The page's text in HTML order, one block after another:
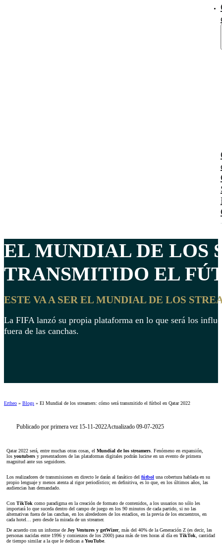
EL MUNDIAL DE LOS
TRANSMITIDO EL
ESTE VA A SER EL MUNDIAL DE LOS
La FIFA lanzó su propia plataforma en lo que será los
fuera de las canchas.
Ertheo » Blogs » El Mundial de los streamers: cómo será transmitido el fútbol en Qatar 2022
Publicado por primera vez 15-11-2022Actualizado 09-07-2025
Qatar 2022 será, entre muchas otras cosas, el Mundial de los streamers . Fenómeno en expansión,
los youtubers y presentadores de las plataformas digitales podrán lucirse en un evento de primera
magnitud ante sus seguidores.
Los realizadores de transmisiones en directo le darán al fanático del fútbol una cobertura hablada en su
propio lenguaje y menos atenta al rigor periodístico; en definitiva, es lo que, en los últimos años, las
audiencias han demandado.
Con TikTok como paradigma en la creación de formato de contenidos, a los usuarios no sólo les
importará lo que suceda dentro del campo de juego en los 90 minutos de cada partido, si no las
alternativas fuera de las canchas, en los alrededores de los estadios, en la previa de los encuentros, en
cada hotel… pero desde la mirada de un streamer.
De acuerdo con un informe de Joy Ventures y getWizer, más del 40% de la Generación Z (es decir, las
personas nacidas entre 1996 y comienzos de los 2000) pasa más de tres horas al día en TikTok , cantidad
de tiempo similar a la que le dedican a YouTube.